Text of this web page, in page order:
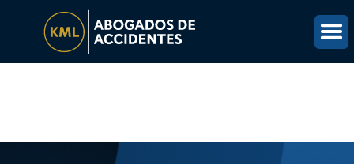
OBTÉN UNA REVISIÓN GRATUITA DEL CASO